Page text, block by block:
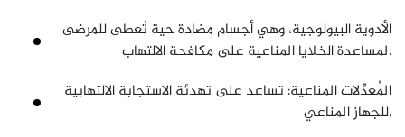
الأدوية البيولوجية، وهي أجسام مضادة حية تُعطى للمرضى
لمساعدة الخلايا المناعية على مكافحة الالتهاب.
المُعدِّلات المناعية: تساعد على تهدئة الاستجابة الالتهابية
للجهاز المناعي.